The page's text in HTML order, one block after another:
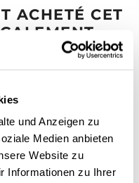
und Anzeigen zu
Medien anbieten
Website zu
Informationen zu Ihrer
ACHETÉ CET